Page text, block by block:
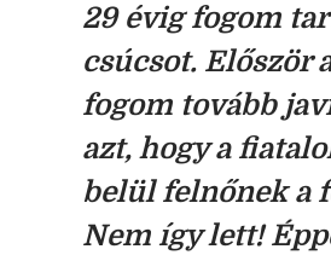
29 évig fogom
csúcsot. Először
fogom tovább
azt, hogy a
belül felnőnek a
Nem így lett!